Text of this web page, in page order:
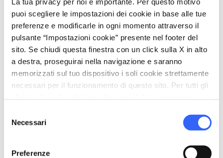
puoi scegliere le impostazioni dei cookie in base alle tue
preferenze e modificarle in ogni momento attraverso il
pulsante “Impostazioni cookie” presente nel footer del
sito. Se chiudi questa finestra con un click sulla X in alto
a destra, proseguirai nella navigazione e saranno
memorizzati sul tuo dispositivo i soli cookie strettamente
necessari per il funzionamento di questo sito. Per tutti gli
delNecessari
Preferenze
Informazioni
home Dove
Via Roma, Montaione FI, Italia
schedule Quando
dalle
turismo@comune.montaione.fi.it open_in_new